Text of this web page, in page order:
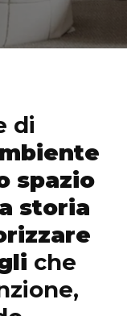
di
spazio
storia
che